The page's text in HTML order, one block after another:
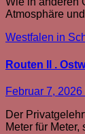
Atmosphäre
Westfalen in
Routen II .
Februar 7, 2026
Der
Meter für